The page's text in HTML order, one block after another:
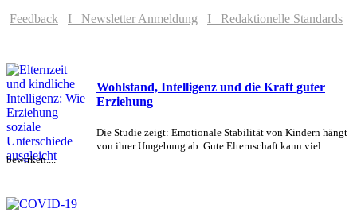
Feedback
I Newsletter Anmeldung I Redaktionelle Standards
Wohlstand, Intelligenz und die Kraft guter
Erziehung
Die Studie zeigt: Emotionale Stabilität von Kindern hängt
von ihrer Umgebung ab. Gute Elternschaft kann viel
bewirken....